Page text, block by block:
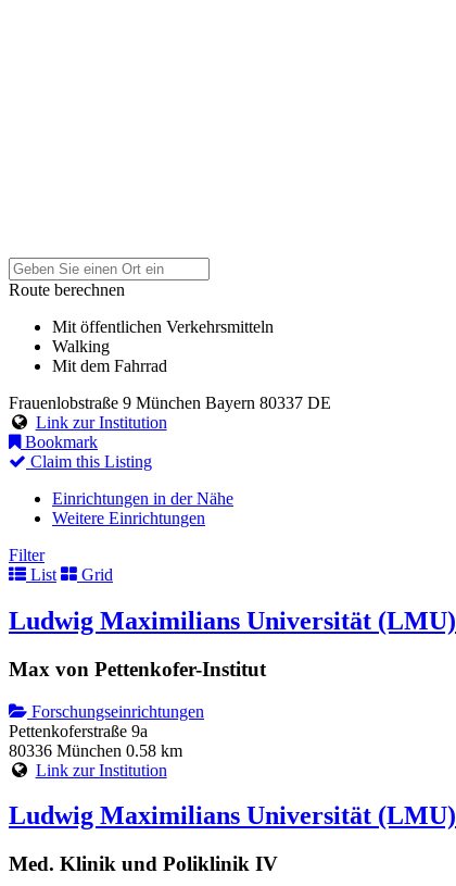
Route berechnen
Mit öffentlichen Verkehrsmitteln
Walking
Mit dem Fahrrad
Frauenlobstraße 9 München Bayern 80337 DE
Link zur Institution
Bookmark
Claim this Listing
Einrichtungen in der Nähe
Weitere Einrichtungen
Filter
List
Grid
Ludwig Maximilians Universität (LMU)
Max von Pettenkofer-Institut
Forschungseinrichtungen
Pettenkoferstraße 9a
80336 München 0.58 km
Link zur Institution
Ludwig Maximilians Universität (LMU)
Med. Klinik und Poliklinik IV